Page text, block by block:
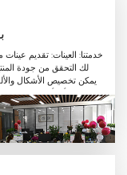
خدمتنا: العينات: تقديم عينات
لك التحقق من جودة
يمكن تخصيص الأشكال
المختلفة وأي أحجام حسب
الاقتباس والعفن في الوقت
فريق مبيعات محترف لتقديم أفضل خدمة.